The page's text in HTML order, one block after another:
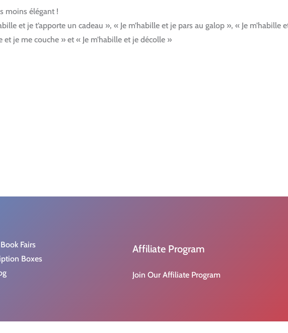
moins élégant !
et je t’apporte un cadeau », « Je m’habille et je pars au galop », « Je m’habille
et je me couche » et « Je m’habille et je décolle »
Fairs
Boxes
Affiliate Program
Join Our Affiliate Program